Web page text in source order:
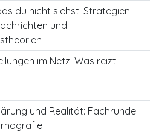
du nicht siehst! Strategien
und
im Netz: Was reizt
und Realität: Fachrunde